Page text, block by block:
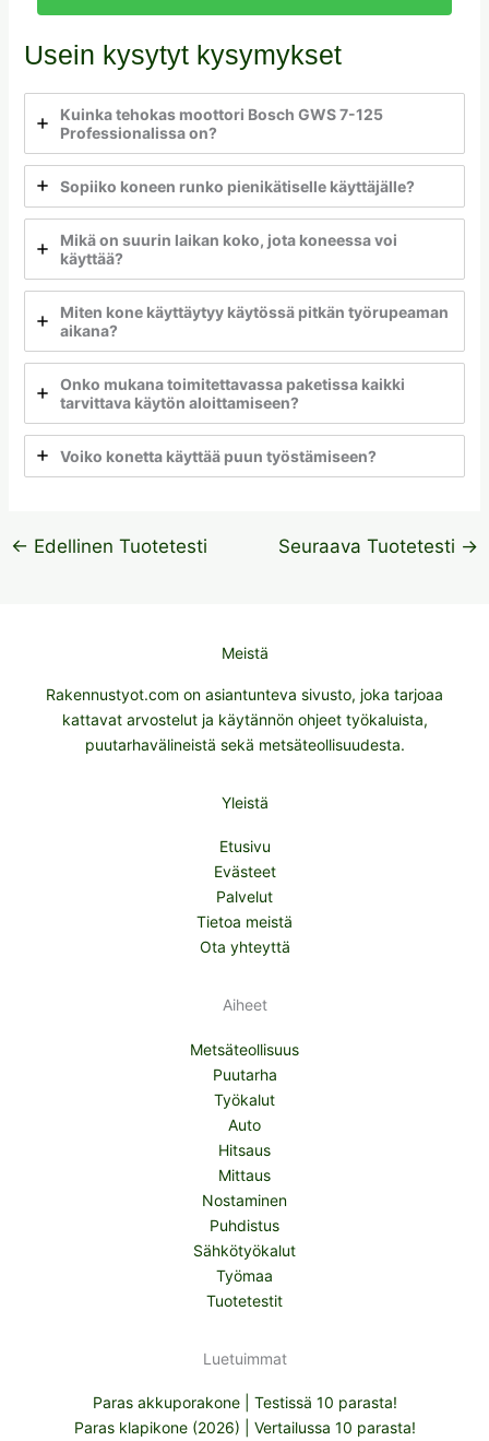
Usein kysytyt kysymykset
Kuinka tehokas moottori Bosch GWS 7-125
Professionalissa on?
Sopiiko koneen runko pienikätiselle käyttäjälle?
Mikä on suurin laikan koko, jota koneessa voi
käyttää?
Miten kone käyttäytyy käytössä pitkän työrupeaman
aikana?
Onko mukana toimitettavassa paketissa kaikki
tarvittava käytön aloittamiseen?
Voiko konetta käyttää puun työstämiseen?
← Edellinen Tuotetesti Seuraava Tuotetesti →
Meistä
Rakennustyot.com on asiantunteva sivusto, joka tarjoaa
kattavat arvostelut ja käytännön ohjeet työkaluista,
puutarhavälineistä sekä metsäteollisuudesta.
Yleistä
Etusivu
Evästeet
Palvelut
Tietoa meistä
Ota yhteyttä
Aiheet
Metsäteollisuus
Puutarha
Työkalut
Auto
Hitsaus
Mittaus
Nostaminen
Puhdistus
Sähkötyökalut
Työmaa
Tuotetestit
Luetuimmat
Paras akkuporakone | Testissä 10 parasta!
Paras klapikone (2026) | Vertailussa 10 parasta!